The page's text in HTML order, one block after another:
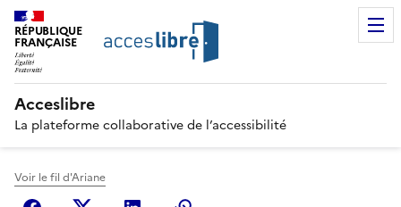
RÉPUBLIQUE
FRANÇAISE
Acceslibre
La plateforme collaborative de l’accessibilité
Voir le fil d'Ariane